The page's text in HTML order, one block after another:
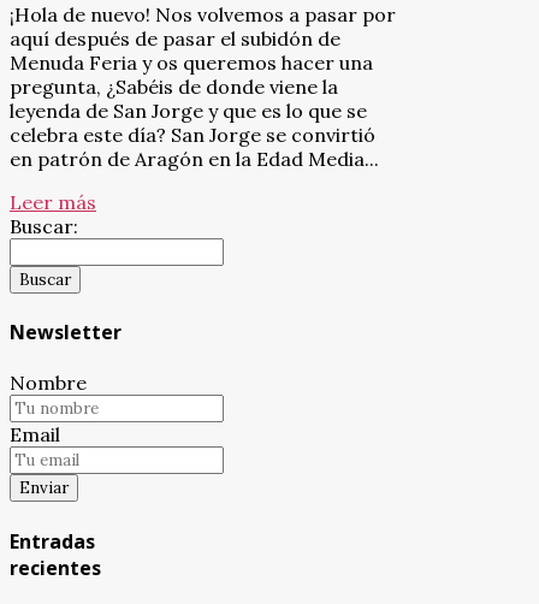
¡Hola de nuevo! Nos volvemos a pasar por
aquí después de pasar el subidón de
Menuda Feria y os queremos hacer una
pregunta, ¿Sabéis de donde viene la
leyenda de San Jorge y que es lo que se
celebra este día? San Jorge se convirtió
en patrón de Aragón en la Edad Media...
Leer más
Buscar:
Newsletter
Nombre
Email
Entradas
recientes